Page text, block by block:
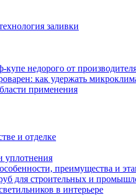
заливки
недорого от
как удержать
применения
и отделке
уплотнения
преимущества и
для строительных и
в интерьере